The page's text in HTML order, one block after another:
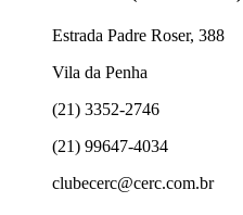
Estrada Padre Roser, 388
Vila da Penha
(21) 3352-2746
(21) 99647-4034
clubecerc@cerc.com.br